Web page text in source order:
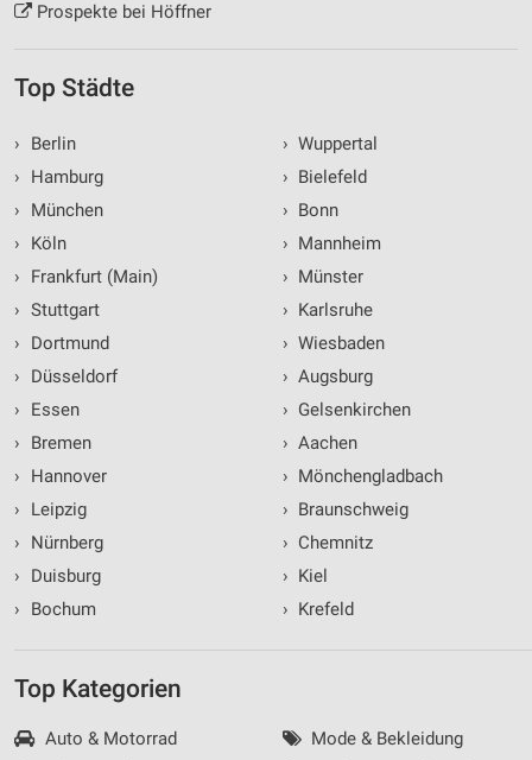
Prospekte bei Höffner
Top Städte
›
Berlin
›
Hamburg
›
München
›
Köln
›
Frankfurt (Main)
› Stuttgart
›
Dortmund
›
Düsseldorf
›
Essen
›
Bremen
›
Hannover
›
Leipzig
›
Nürnberg
›
Duisburg
›
Bochum
› Wuppertal
› Bielefeld
› Bonn
› Mannheim
› Münster
› Karlsruhe
› Wiesbaden
› Augsburg
› Gelsenkirchen
› Aachen
› Mönchengladbach
› Braunschweig
› Chemnitz
› Kiel
› Krefeld
Top Kategorien
Auto & Motorrad
Mode & Bekleidung